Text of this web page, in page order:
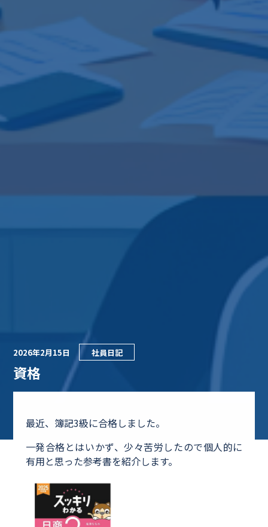
2026年2月15日 社員日記
資格
最近、簿記3級に合格しました。
一発合格とはいかず、少々苦労したので個人的に
有用と思った参考書を紹介します。